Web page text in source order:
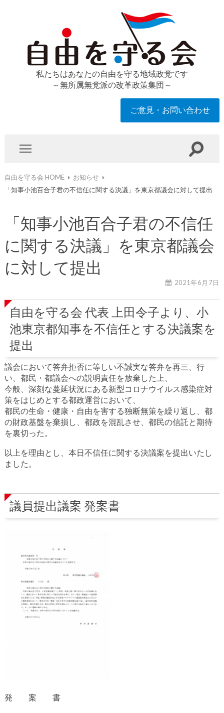
私たちはあなたの自由を守る地域政党です
～無所属無党派の改革政策集団～
ご意見・お問い合わせ
自由を守る会 HOME
お知らせ
「知事小池百合子君の不信任に関する決議」を東京都議会に対して提出
「知事小池百合子君の不信任
に関する決議」を東京都議会
に対して提出
2021年6月7日
自由を守る会 代表 上田令子より、小
池東京都知事を不信任とする決議案を
提出
議会において答弁拒否に等しい不誠実な答弁を再三、行
い、都民・都議会への説明責任を放棄した上、
今般、深刻な蔓延状況にある新型コロナウイルス感染症対
策をはじめとする都政運営において、
都民の生命・健康・自由を害する独断無策を繰り返し、都
の財政基盤を棄損し、都政を混乱させ、都民の信託と期待
を裏切った。
以上を理由とし、本日不信任に関する決議案を提出いたし
ました。
議員提出議案 発案書
発 案 書